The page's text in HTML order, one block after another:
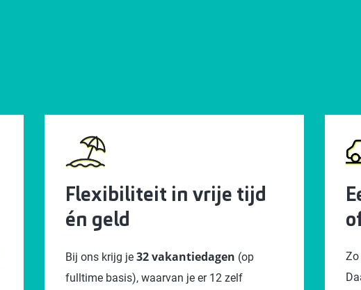
Flexibiliteit in vrije tijd
én geld
Bij ons krijg je 32 vakantiedagen (op
fulltime basis), waarvan je er 12 zelf
Zo